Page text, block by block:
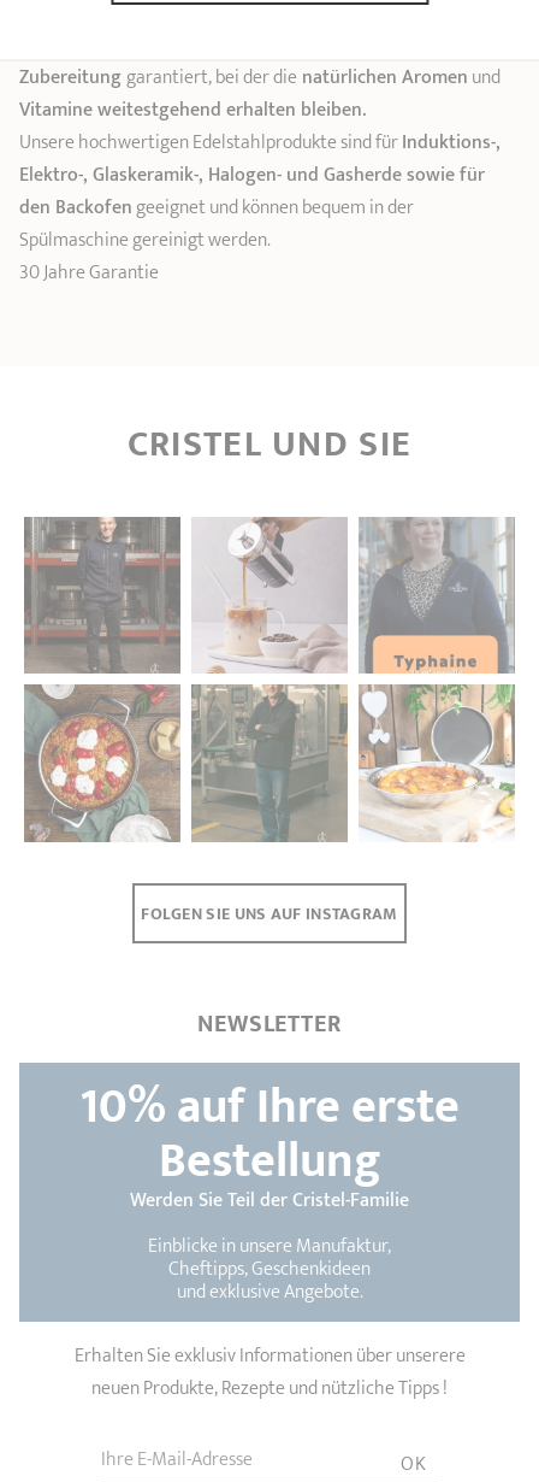
Dank durchdachtem Design mitpassendem Deckel, inklusive
Zubereitunggarantiert, bei der die natürlichen Aromenund
Vitamine weitestgehend erhalten bleiben.
Unsere hochwertigen Edelstahlprodukte sind fürInduktions-,
Elektro-, Glaskeramik-, Halogen- und Gasherde sowie für
den Backofengeeignet und können bequem in der
Spülmaschine gereinigt werden.
30 Jahre Garantie
CRISTEL UND SIE
NEWSLETTER
10%auf Ihre erste
Bestellung
Werden Sie Teil der Cristel-Familie
Einblicke in unsere Manufaktur,
Cheftipps, Geschenkideen
und exklusive Angebote.
Erhalten Sie exklusiv Informationen über unserere
neuen Produkte, Rezepte und nützliche Tipps !
Ihre E-Mail-Adresse OK
FOLGEN SIE UNS AUF INSTAGRAM